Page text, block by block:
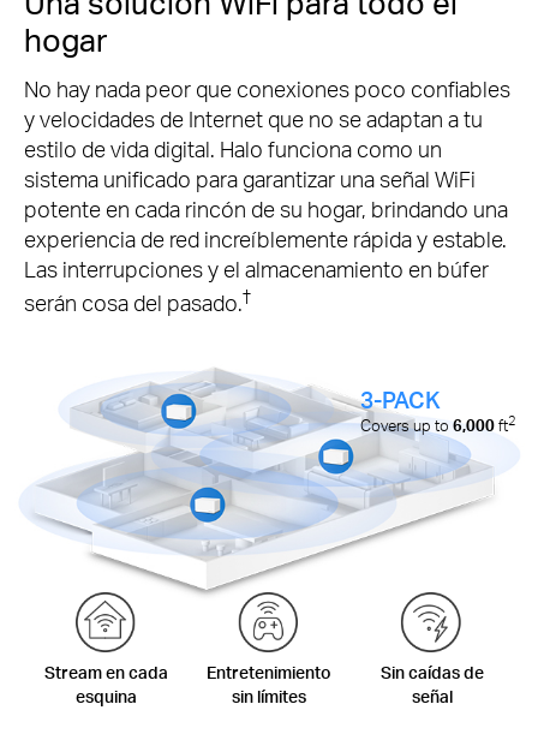
hogar
No hay nada peor que conexiones poco confiables
y velocidades de Internet que no se adaptan a tu
estilo de vida digital. Halo funciona como un
sistema unificado para garantizar una señal WiFi
potente en cada rincón de su hogar, brindando una
experiencia de red increíblemente rápida y estable.
Las interrupciones y el almacenamiento en búfer
serán cosa del pasado.†
Stream en cada
esquina
Entretenimiento
sin límites
Sin caídas de
señal
3-PACK
Covers up to6,000ft2